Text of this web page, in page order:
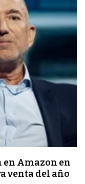
en Amazon en
venta del año